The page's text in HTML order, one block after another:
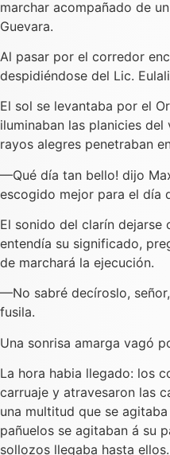
marchar acompañado de
Guevara.
Al pasar por el corredor
despidiéndose del Lic.
El sol se levantaba por el
iluminaban las planicies
rayos alegres penetraban
—Qué día tan bello! dijo
escogido mejor para el día
El sonido del clarín dejarse
entendía su significado,
de marchará la ejecución.
—No sabré decíroslo,
fusila.
Una sonrisa amarga vagó
La hora habia llegado: los
carruaje y atravesaron las
una multitud que se
pañuelos se agitaban á su
sollozos llegaba hasta